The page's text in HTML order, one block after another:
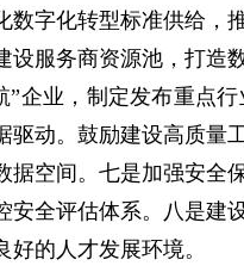
字化转型标准供给，
服务商资源池，打造
企业，制定发布重点
动。鼓励建设高质量
空间。七是加强安全
全评估体系。八是建
的人才发展环境。